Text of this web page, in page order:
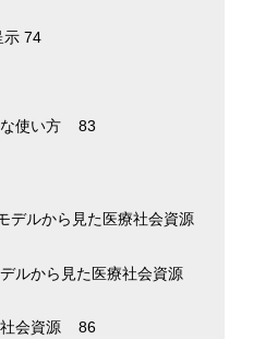
74
な使い方 83
デルから見た医療社会資源
ルから見た医療社会資源
社会資源 86